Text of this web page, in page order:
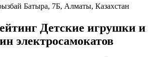
Батыра, 7Б, Алматы, Казахстан
Детские игрушки и
электросамокатов